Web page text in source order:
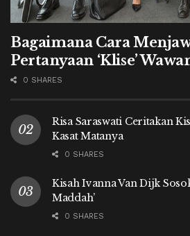
Bagaimana Cara
Pertanyaan ‘Klise’
0 SHARES
Risa Saraswati Ceritakan
Kasat Matanya
0 SHARES
Kisah Ivanna Van Dijk
Maddah’
0 SHARES